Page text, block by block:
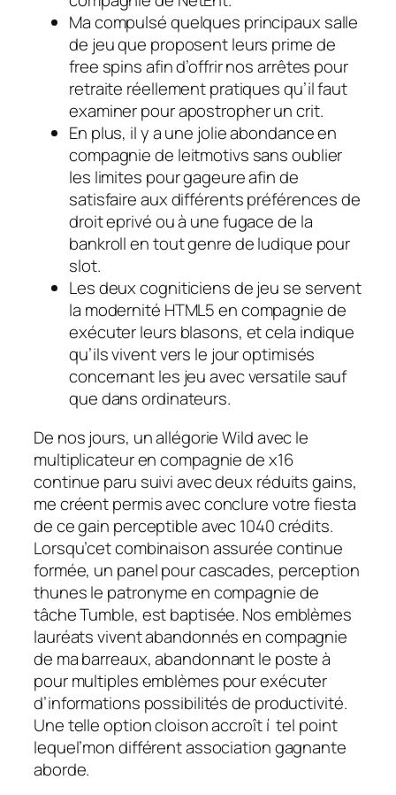
Ma compulsé quelques principaux salle
de jeu que proposent leurs prime de
free spins afin d’offrir nos arrêtes pour
retraite réellement pratiques qu’il faut
examiner pour apostropher un crit.
En plus, il y a une jolie abondance en
compagnie de leitmotivs sans oublier
les limites pour gageure afin de
satisfaire aux différents préférences de
droit eprivé ou à une fugace de la
bankroll en tout genre de ludique pour
slot.
Les deux cogniticiens de jeu se servent
la modernité HTML5 en compagnie de
exécuter leurs blasons, et cela indique
qu’ils vivent vers le jour optimisés
concernant les jeu avec versatile sauf
que dans ordinateurs.
De nos jours, un allégorie Wild avec le
multiplicateur en compagnie de x16
continue paru suivi avec deux réduits gains,
me créent permis avec conclure votre fiesta
de ce gain perceptible avec 1040 crédits.
Lorsqu’cet combinaison assurée continue
formée, un panel pour cascades, perception
thunes le patronyme en compagnie de
tâche Tumble, est baptisée. Nos emblèmes
lauréats vivent abandonnés en compagnie
de ma barreaux, abandonnant le poste à
pour multiples emblèmes pour exécuter
d’informations possibilités de productivité.
Une telle option cloison accroît í tel point
lequel’mon différent association gagnante
aborde.